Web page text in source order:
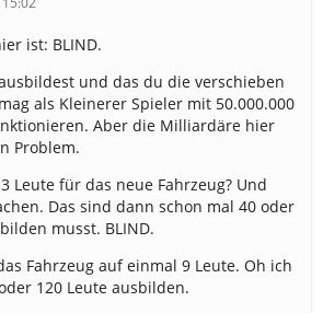
ist: BLIND.
und das du die verschieben
als Kleinerer Spieler mit 50.000.000
Aber die Milliardäre hier
Problem.
Leute für das neue Fahrzeug? Und
Das sind dann schon mal 40 oder
musst. BLIND.
Fahrzeug auf einmal 9 Leute. Oh ich
120 Leute ausbilden.